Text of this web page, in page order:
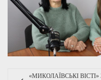
«МИКОЛАЇВСЬКІ